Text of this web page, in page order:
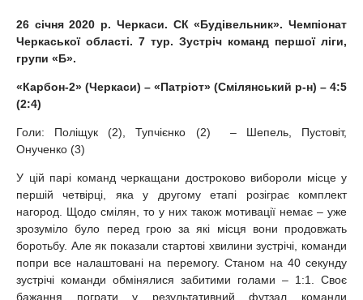
26 січня 2020 р. Черкаси. СК «Будівельник». Чемпіонат
Черкаської області. 7 тур. Зустріч команд першої ліги,
групи «Б».
«Карбон-2» (Черкаси) – «Патріот» (Смілянський р-н) – 4:5
(2:4)
Голи: Поліщук (2), Тупчієнко (2) – Шепель, Пустовіт,
Онученко (3)
У цій парі команд черкащани достроково вибороли місце у
першій четвірці, яка у другому етапі розіграє комплект
нагород. Щодо смілян, то у них також мотивації немає – уже
зрозуміло було перед грою за які місця вони продовжать
боротьбу. Але як показали стартові хвилини зустрічі, команди
попри все налаштовані на перемогу. Станом на 40 секунду
зустрічі команди обмінялися забитими голами – 1:1. Своє
бажання пограти у результативний футзал команди